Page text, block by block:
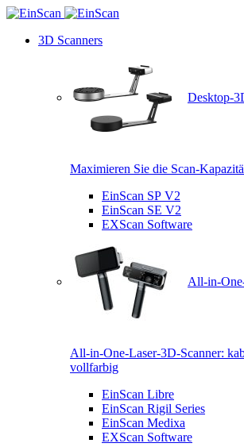
3D Scanners
Desktop-
Maximieren Sie die Scan-
EinScan SP V2
EinScan SE V2
EXScan Software
All-in-
All-in-One-Laser-3D-Scanner:
vollfarbig
EinScan Libre
EinScan Rigil Series
EinScan Medixa
EXScan Software